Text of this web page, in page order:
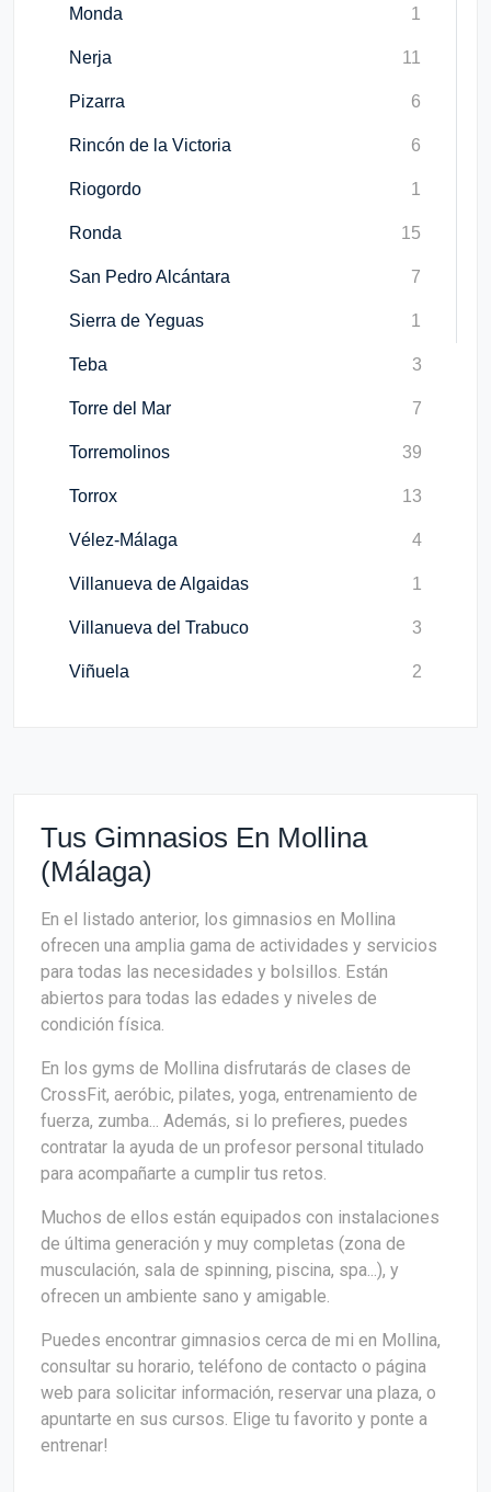
Monda 1
Nerja 11
Pizarra 6
Rincón de la Victoria 6
Riogordo 1
Ronda 15
San Pedro Alcántara 7
Sierra de Yeguas 1
Teba 3
Torre del Mar 7
Torremolinos 39
Torrox 13
Vélez-Málaga 4
Villanueva de Algaidas 1
Villanueva del Trabuco 3
Viñuela 2
Tus Gimnasios En Mollina
(Málaga)
En el listado anterior, los gimnasios en Mollina
ofrecen una amplia gama de actividades y servicios
para todas las necesidades y bolsillos. Están
abiertos para todas las edades y niveles de
condición física.
En los gyms de Mollina disfrutarás de clases de
CrossFit, aeróbic, pilates, yoga, entrenamiento de
fuerza, zumba... Además, si lo prefieres, puedes
contratar la ayuda de un profesor personal titulado
para acompañarte a cumplir tus retos.
Muchos de ellos están equipados con instalaciones
de última generación y muy completas (zona de
musculación, sala de spinning, piscina, spa...), y
ofrecen un ambiente sano y amigable.
Puedes encontrar gimnasios cerca de mi en Mollina,
consultar su horario, teléfono de contacto o página
web para solicitar información, reservar una plaza, o
apuntarte en sus cursos. Elige tu favorito y ponte a
entrenar!